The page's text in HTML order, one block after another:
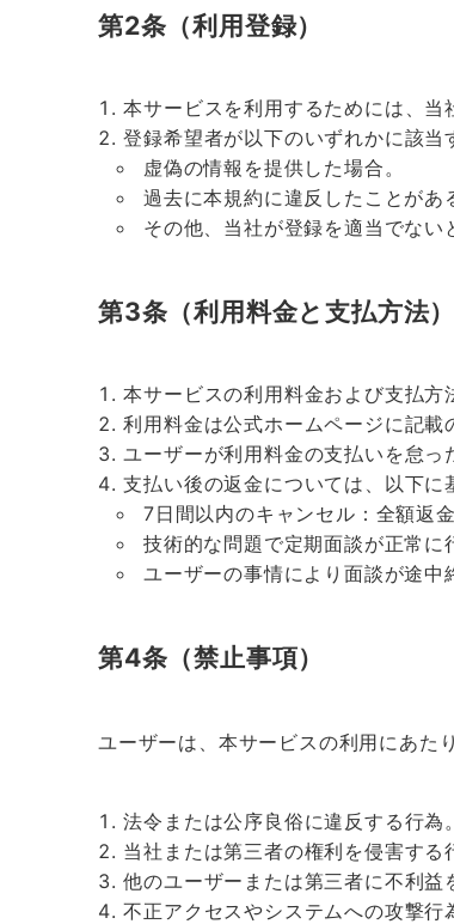
第2条（利用登録）
本サービスを利用するためには、当
登録希望者が以下のいずれかに該当
虚偽の情報を提供した場合。
過去に本規約に違反したことがあ
その他、当社が登録を適当でない
第3条（利用料金と支払方法）
本サービスの利用料金および支払方
利用料金は公式ホームページに記載
ユーザーが利用料金の支払いを怠っ
支払い後の返金については、以下に
7日間以内のキャンセル：全額返
技術的な問題で定期面談が正常に
ユーザーの事情により面談が途
第4条（禁止事項）
ユーザーは、本サービスの利用にあた
法令または公序良俗に違反する行為。
当社または第三者の権利を侵害する
他のユーザーまたは第三者に不利益
不正アクセスやシステムへの攻撃行